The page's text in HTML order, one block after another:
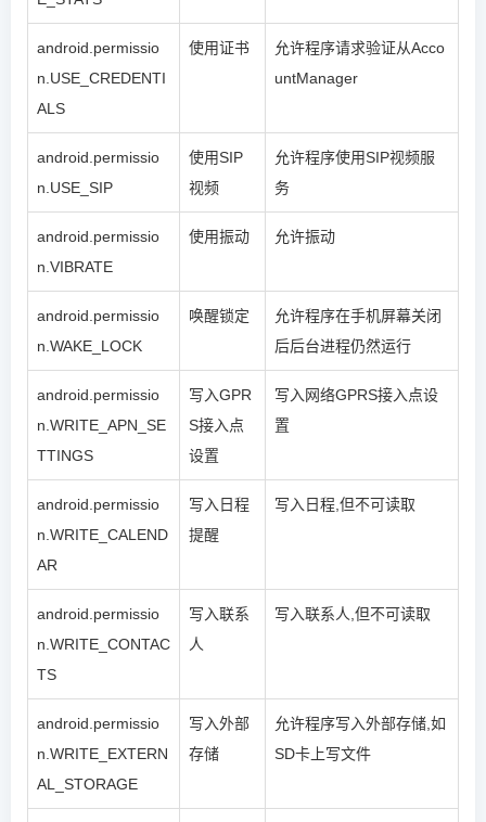
android.permissio
n.USE_CREDENTI
ALS
使用证书
允许程序请求验证从Acco
untManager
android.permissio
n.USE_SIP
使用SIP
视频
允许程序使用SIP视频服
务
android.permissio
n.VIBRATE
使用振动 允许振动
android.permissio
n.WAKE_LOCK
唤醒锁定
允许程序在手机屏幕关闭
后后台进程仍然运行
android.permissio
n.WRITE_APN_SE
TTINGS
写入GPR
S接入点
设置
写入网络GPRS接入点设
置
android.permissio
n.WRITE_CALEND
AR
写入日程
提醒
写入日程,但不可读取
android.permissio
n.WRITE_CONTAC
TS
写入联系
人
写入联系人,但不可读取
android.permissio
n.WRITE_EXTERN
AL_STORAGE
写入外部
存储
允许程序写入外部存储,如
SD卡上写文件